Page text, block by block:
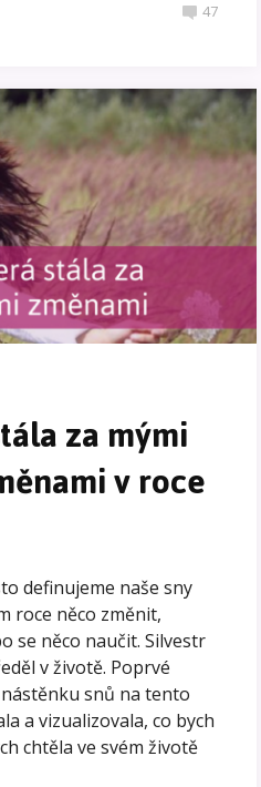
47
za mými
v roce
definujeme naše sny
roce něco změnit,
se něco naučit. Silvestr
v životě. Poprvé
snů na tento
a vizualizovala, co bych
chtěla ve svém životě